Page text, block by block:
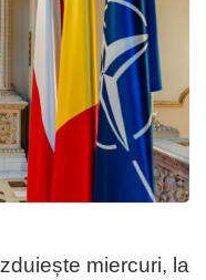
miercuri, la